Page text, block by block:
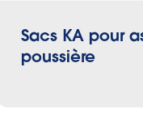
Sacs KA pour
poussière